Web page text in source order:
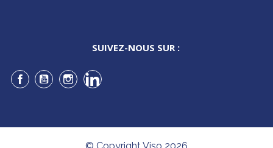
SUIVEZ-NOUS SUR :
Facebook
YouTubeInstagramLinkedIn